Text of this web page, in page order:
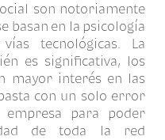
son notoriamente
basan en la psicología
tecnológicas. La
es significativa, los
mayor interés en las
con un solo error
para poder
de toda la red